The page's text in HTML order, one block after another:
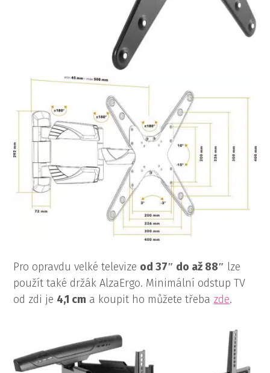
Pro opravdu velké televize od 37″ do až 88″ lze
použít také držák AlzaErgo. Minimální odstup TV
od zdi je 4,1 cm a koupit ho můžete třeba zde.